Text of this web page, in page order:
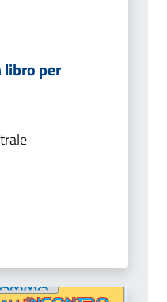
libro per